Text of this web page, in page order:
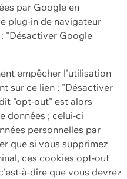
par Google en
plug-in de navigateur
"Désactiver Google
empêcher l'utilisation
sur ce lien : "Désactiver
"opt-out" est alors
données ; celui-ci
personnelles par
que si vous supprimez
ces cookies opt-out
à-dire que vous devrez